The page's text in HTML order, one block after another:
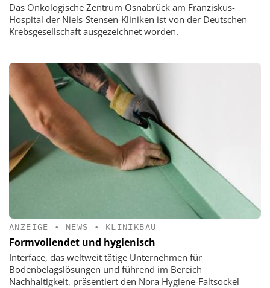
Das Onkologische Zentrum Osnabrück am Franziskus-
Hospital der Niels-Stensen-Kliniken ist von der Deutschen
Krebsgesellschaft ausgezeichnet worden.
ANZEIGE • NEWS • KLINIKBAU
Formvollendet und hygienisch
Interface, das weltweit tätige Unternehmen für
Bodenbelagslösungen und führend im Bereich
Nachhaltigkeit, präsentiert den Nora Hygiene-Faltsockel